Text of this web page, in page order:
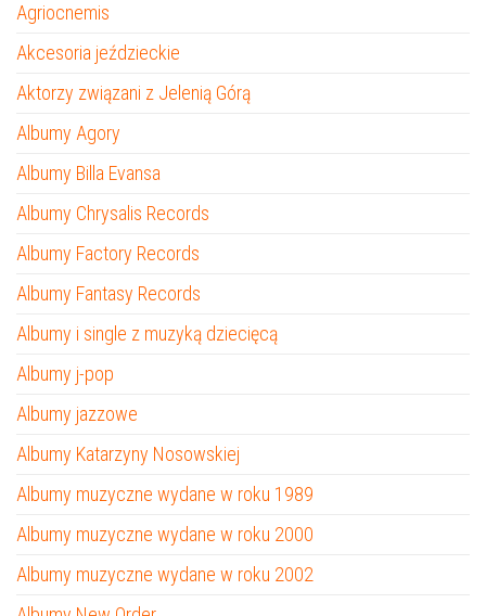
Agriocnemis
Akcesoria jeździeckie
Aktorzy związani z Jelenią Górą
Albumy Agory
Albumy Billa Evansa
Albumy Chrysalis Records
Albumy Factory Records
Albumy Fantasy Records
Albumy i single z muzyką dziecięcą
Albumy j-pop
Albumy jazzowe
Albumy Katarzyny Nosowskiej
Albumy muzyczne wydane w roku 1989
Albumy muzyczne wydane w roku 2000
Albumy muzyczne wydane w roku 2002